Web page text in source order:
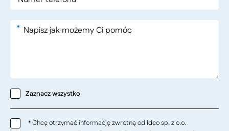
*
Zaznacz wszystko
*Chcę otrzymać informację zwrotną od Ideo sp. z o.o.